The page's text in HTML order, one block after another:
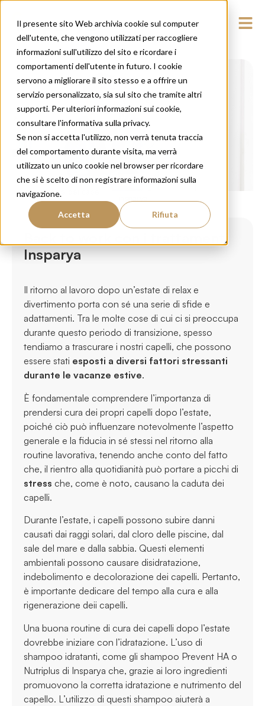
Il presente sito Web archivia cookie sul computer
dell'utente, che vengono utilizzati per raccogliere
informazioni sull'utilizzo del sito e ricordare i
comportamenti dell'utente in futuro. I cookie
servono a migliorare il sito stesso e a offrire un
servizio personalizzato, sia sul sito che tramite altri
supporti. Per ulteriori informazioni sui cookie,
consultare l'informativa sulla privacy.
Se non si accetta l'utilizzo, non verrà tenuta traccia
del comportamento durante visita, ma verrà
utilizzato un unico cookie nel browser per ricordare
che si è scelto di non registrare informazioni sulla
navigazione.
Accetta Rifiuta
Salute dei capelli
Back to work con i trattamenti
Insparya
Il ritorno al lavoro dopo un’estate di relax e
divertimento porta con sé una serie di sfide e
adattamenti. Tra le molte cose di cui ci si preoccupa
durante questo periodo di transizione, spesso
tendiamo a trascurare i nostri capelli, che possono
essere stati esposti a diversi fattori stressanti
durante le vacanze estive.
È fondamentale comprendere l’importanza di
prendersi cura dei propri capelli dopo l’estate,
poiché ciò può influenzare notevolmente l’aspetto
generale e la fiducia in sé stessi nel ritorno alla
routine lavorativa, tenendo anche conto del fatto
che, il rientro alla quotidianità può portare a picchi di
stress che, come è noto, causano la caduta dei
capelli.
Durante l’estate, i capelli possono subire danni
causati dai raggi solari, dal cloro delle piscine, dal
sale del mare e dalla sabbia. Questi elementi
ambientali possono causare disidratazione,
indebolimento e decolorazione dei capelli. Pertanto,
è importante dedicare del tempo alla cura e alla
rigenerazione deii capelli.
Una buona routine di cura dei capelli dopo l’estate
dovrebbe iniziare con l’idratazione. L’uso di
shampoo idratanti, come gli shampoo Prevent HA o
Nutriplus di Insparya che, grazie ai loro ingredienti
promuovono la corretta idratazione e nutrimento del
capello. L’utilizzo di questi shampoo aiuterà a